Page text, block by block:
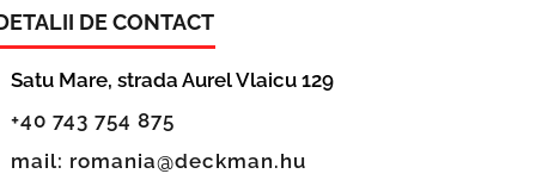
DE CONTACT
Satu Mare, strada Aurel Vlaicu 129
+40 743 754 875
mail: romania@deckman.hu